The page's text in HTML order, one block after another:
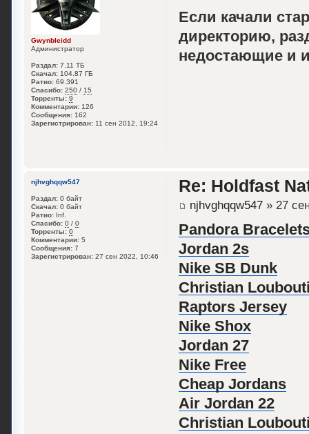
Если качали
директорию,
недостающие и
Gwynbleidd
Администратор
Раздал: 7.11 ТБ
Скачал: 104.87 ГБ
Ратио: 69.391
Спасибо: 250 / 15
Торренты: 9
Комментарии: 126
Сообщения: 162
Зарегистрирован: 11 сен 2012, 19:24
Re: Holdfast
njhvghqqw547» 27
Pandora
Jordan 2s
Nike SB Dunk
Christian
Raptors Jersey
Nike Shox
Jordan 27
Nike Free
Cheap Jordans
Air Jordan 22
Christian
njhvghqqw547
Раздал: 0 байт
Скачал: 0 байт
Ратио: Inf.
Спасибо: 0 / 0
Торренты: 0
Комментарии: 5
Сообщения: 7
Зарегистрирован: 27 сен 2022, 10:46